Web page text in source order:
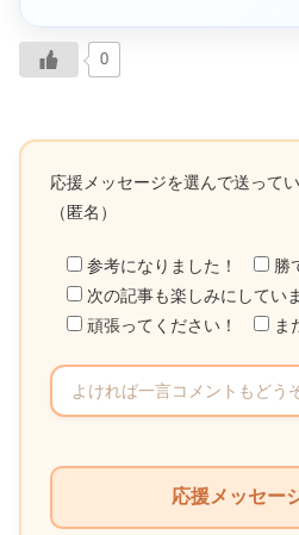
0
応援メッセージを選んで送って
（匿名）
参考になりました！
勝
次の記事も楽しみにしてい
頑張ってください！
ま